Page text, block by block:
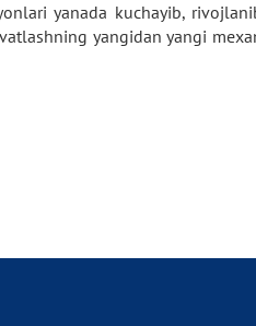
yanada kuchayib,
yangidan yangi